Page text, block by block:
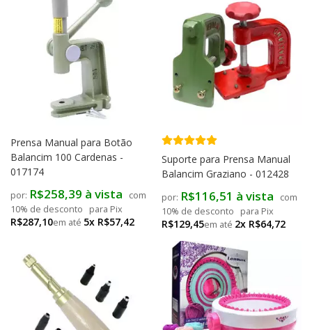
Prensa Manual para Botão
Balancim 100 Cardenas -
017174
R$287,10 5x R$57,42
R$258,39 à vista
com
10% de desconto
para Pix
Suporte para Prensa Manual
Balancim Graziano - 012428
R$129,45 2x R$64,72
R$116,51 à vista
com
10% de desconto
para Pix